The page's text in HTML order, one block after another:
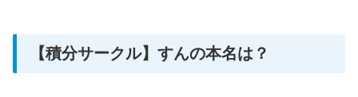
【積分サークル】すんの本名は？